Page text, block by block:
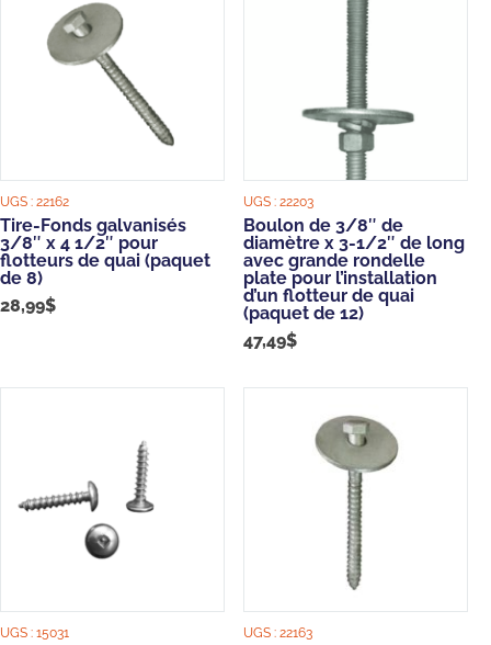
UGS : 22162
Tire-Fonds galvanisés
3/8″ x 4 1/2″ pour
flotteurs de quai (paquet
de 8)
28,99$
UGS :22203
Boulon de 3/8″ de
diamètre x 3-1/2″ de long
avec grande rondelle
plate pour l’installation
d’un flotteur de quai
(paquet de 12)
47,49$
UGS : 15031 UGS :22163